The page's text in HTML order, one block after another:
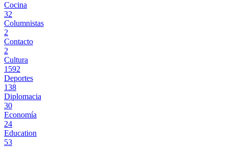
Cocina
32
Columnistas
2
Contacto
2
Cultura
1592
Deportes
138
Diplomacia
30
Economía
24
Education
53